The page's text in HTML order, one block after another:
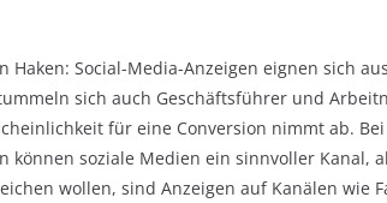
Haken: Social-Media-Anzeigen eignen sich
sich auch Geschäftsführer und
für eine Conversion nimmt ab.
können soziale Medien ein sinnvoller Kanal,
wollen, sind Anzeigen auf Kanälen wie